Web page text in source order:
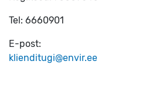
Tel: 6660901
E-post:
klienditugi@envir.ee